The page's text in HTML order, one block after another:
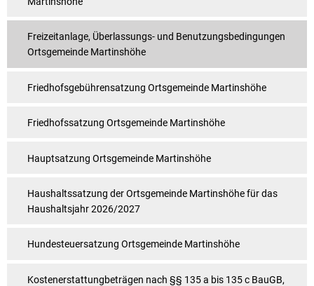
Freizeitanlage, Überlassungs- und Benutzungsbedingungen
Ortsgemeinde Martinshöhe
Friedhofsgebührensatzung Ortsgemeinde Martinshöhe
Friedhofssatzung Ortsgemeinde Martinshöhe
Hauptsatzung Ortsgemeinde Martinshöhe
Haushaltssatzung der Ortsgemeinde Martinshöhe für das
Haushaltsjahr 2026/2027
Hundesteuersatzung Ortsgemeinde Martinshöhe
Kostenerstattungbeträgen nach §§ 135 a bis 135 c BauGB,